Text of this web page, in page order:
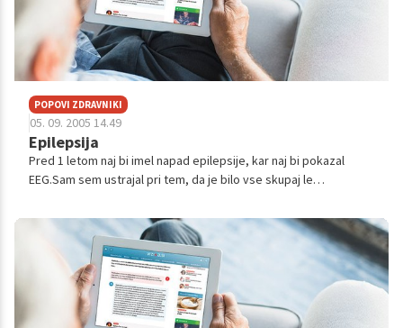
POPOVI ZDRAVNIKI
05. 09. 2005 14.49
Epilepsija
Pred 1 letom naj bi imel napad epilepsije, kar naj bi pokazal
EEG.Sam sem ustrajal pri tem, da je bilo vse skupaj le
še to ne naenkra...